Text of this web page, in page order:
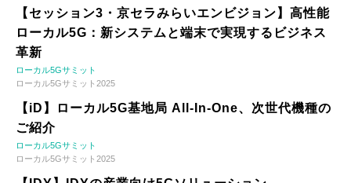
【セッション3・京セラみらいエンビジョン】高性能
ローカル5G：新システムと端末で実現するビジネス
革新
ローカル5Gサミット
ローカル5Gサミット2025
【iD】ローカル5G基地局 All-In-One、次世代機種の
ご紹介
ローカル5Gサミット
ローカル5Gサミット2025